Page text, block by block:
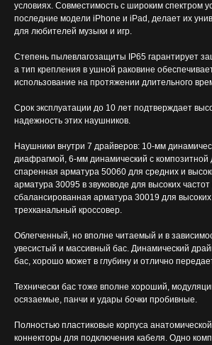
условиях. Совместимость с широким спектром
последние модели iPhone и iPad, делает их
для любителей музыки и игр.
Степень пылевлагозащиты IP65 гарантирует
а тип крепления в ушной раковине
использование на протяжении длительного
Срок эксплуатации до 10 лет подтверждает
надежность этих наушников.
Наушники внутри 7 драйверов: 10-мм
диафрагмой, 6-мм динамический с
спаренная арматура 50060 для средних и
арматура 30095 в звуководе для высоких
сбалансированная арматура 30019 для высоких
трехканальный кроссовер.
Облегченный, но вполне читаемый и в
увесистый и массивный бас. Динамический
бас, хорошо может в глубину и отлично
Технически бас тоже вполне хороший,
осязаемые, панчи и удары бочки пробивные.
Полностью пластиковые корпуса
коннекторы для подключения кабеля. Одно